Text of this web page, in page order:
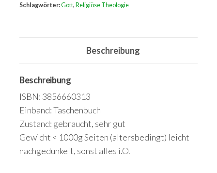
Schlagwörter:Gott, Religiöse Theologie
Beschreibung
Beschreibung
ISBN: 3856660313
Einband: Taschenbuch
Zustand: gebraucht, sehr gut
Gewicht < 1000g Seiten (altersbedingt) leicht
nachgedunkelt, sonst alles i.O.